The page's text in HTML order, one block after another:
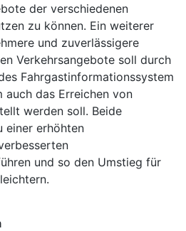
der verschiedenen
zu können. Ein weiterer
und zuverlässigere
Verkehrsangebote soll durch
Fahrgastinformationssystem
das Erreichen von
werden soll. Beide
einer erhöhten
und so den Umstieg für